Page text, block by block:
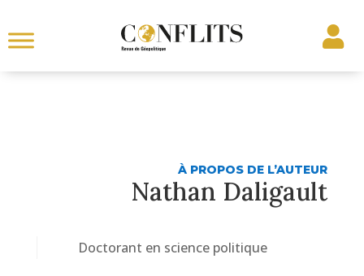
À PROPOS DE L’AUTEUR
Nathan Daligault
Doctorant en science politique